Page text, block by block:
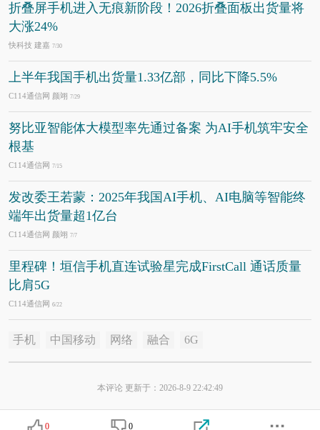
折叠屏手机进入无痕新阶段！2026折叠面板出货量将
大涨24%
快科技 建嘉 7/30
上半年我国手机出货量1.33亿部，同比下降5.5%
C114通信网 颜翊 7/29
努比亚智能体大模型率先通过备案 为AI手机筑牢安全
根基
C114通信网 7/15
发改委王若蒙：2025年我国AI手机、AI电脑等智能终
端年出货量超1亿台
C114通信网 颜翊 7/7
里程碑！垣信手机直连试验星完成FirstCall 通话质量
比肩5G
C114通信网 6/22
手机 中国移动 网络 融合 6G
本评论 更新于：2026-8-9 22:42:49
0 0